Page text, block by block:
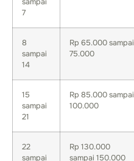
7
8
sampai
14
Rp 65.000 sampai
75.000
15
sampai
21
Rp 85.000 sampai
100.000
22
sampai
Rp 130.000
sampai 150.000